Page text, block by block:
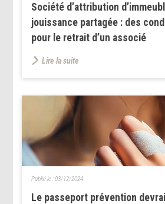
Société d’attribution
jouissance partagée : des
pour le retrait d’un associé
Lire la suite
Le passeport prévention
Publié le :03/12/2024